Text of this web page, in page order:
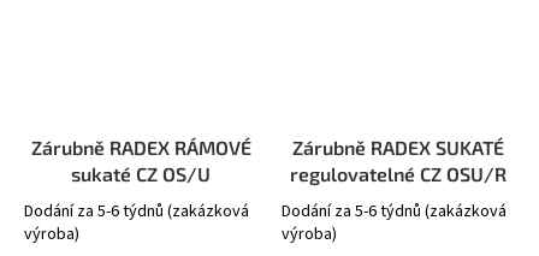
Zárubně RADEX RÁMOVÉ
sukaté CZ OS/U
Dodání za 5-6 týdnů (zakázková
výroba)
Zárubně RADEX SUKATÉ
regulovatelné CZ OSU/R
Dodání za 5-6 týdnů (zakázková
výroba)